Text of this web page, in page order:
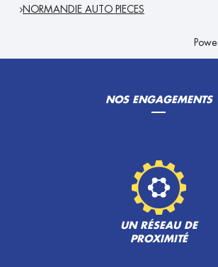
NORMANDIE AUTO PIECES
NOS ENGAGEMENTS
UN RÉSEAU DE
PROXIMITÉ